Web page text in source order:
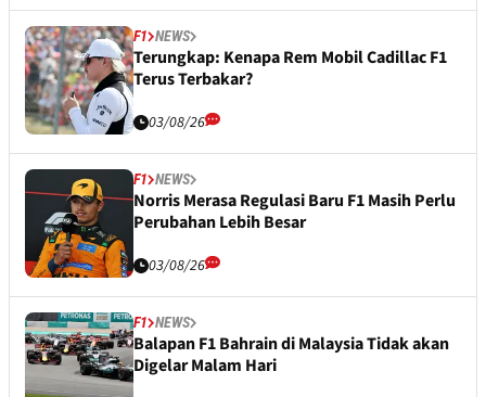
F1 NEWS
Terungkap: Kenapa Rem Mobil Cadillac F1
Terus Terbakar?
03/08/26
F1 NEWS
Norris Merasa Regulasi Baru F1 Masih Perlu
Perubahan Lebih Besar
03/08/26
F1 NEWS
Balapan F1 Bahrain di Malaysia Tidak akan
Digelar Malam Hari